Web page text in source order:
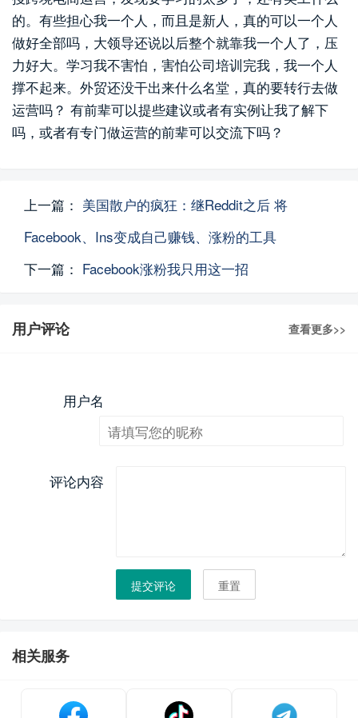
的。有些担心我一个人，而且是新人，真的可以一个人
做好全部吗，大领导还说以后整个就靠我一个人了，压
力好大。学习我不害怕，害怕公司培训完我，我一个人
撑不起来。外贸还没干出来什么名堂，真的要转行去做
运营吗？ 有前辈可以提些建议或者有实例让我了解下
吗，或者有专门做运营的前辈可以交流下吗？
上一篇： 美国散户的疯狂：继Reddit之后 将
Facebook、Ins变成自己赚钱、涨粉的工具
下一篇： Facebook涨粉我只用这一招
用户评论 查看更多>>
用户名
评论内容
提交评论 重置
相关服务